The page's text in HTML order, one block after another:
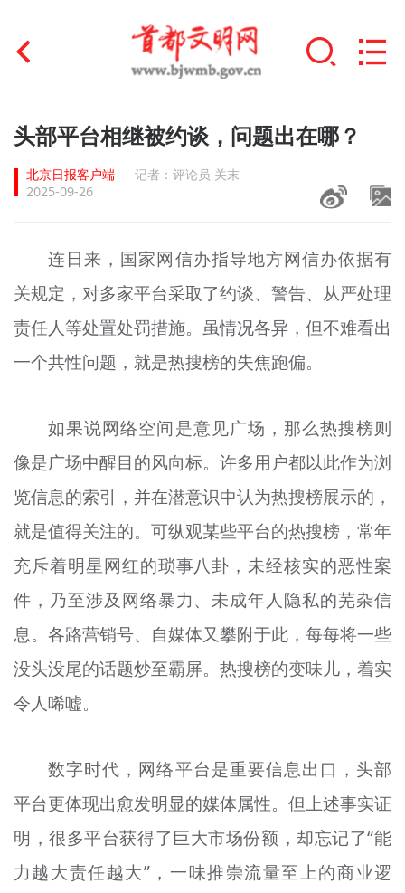
首页
文明创建
文明培育
+
未成年人思想道德建设
榜样人物
+
文明评论
北京宣传文化引导基金
宣传思想文化人才
专题
资料库
+
头部平台相继被约谈，问题出在哪？
北京日报客户端
记者：评论员 关末
2025-09-26
连日来，国家网信办指导地方网信办依据有
关规定，对多家平台采取了约谈、警告、从严处理
责任人等处置处罚措施。虽情况各异，但不难看出
一个共性问题，就是热搜榜的失焦跑偏。
如果说网络空间是意见广场，那么热搜榜则
像是广场中醒目的风向标。许多用户都以此作为浏
览信息的索引，并在潜意识中认为热搜榜展示的，
就是值得关注的。可纵观某些平台的热搜榜，常年
充斥着明星网红的琐事八卦，未经核实的恶性案
件，乃至涉及网络暴力、未成年人隐私的芜杂信
息。各路营销号、自媒体又攀附于此，每每将一些
没头没尾的话题炒至霸屏。热搜榜的变味儿，着实
令人唏嘘。
数字时代，网络平台是重要信息出口，头部
平台更体现出愈发明显的媒体属性。但上述事实证
明，很多平台获得了巨大市场份额，却忘记了“能
力越大责任越大”，一味推崇流量至上的商业逻